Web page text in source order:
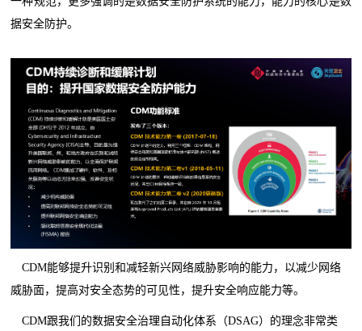
据安全防护。
CDM能够提升识别和减轻新兴网络威胁影响的能力，以减少网络
威胁面，提高对安全态势的可见性，提升安全响应能力等。
CDM跟我们的数据安全治理自动化体系（DSAG）的理念非常类